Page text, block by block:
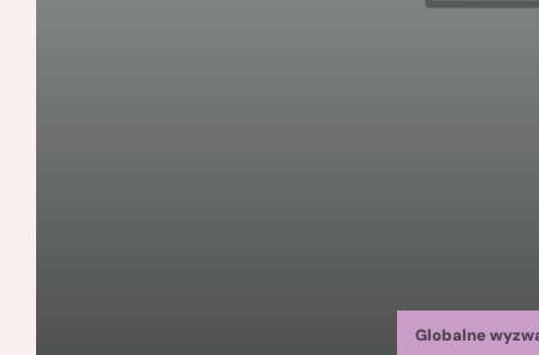
Globalne